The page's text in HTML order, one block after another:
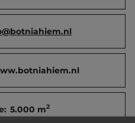
5.000 m2